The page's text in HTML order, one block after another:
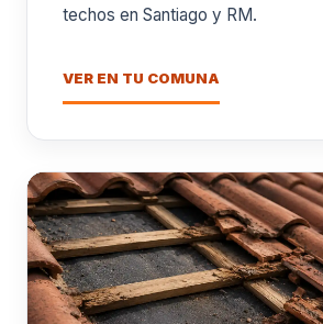
techos en Santiago y RM.
VER EN TU COMUNA